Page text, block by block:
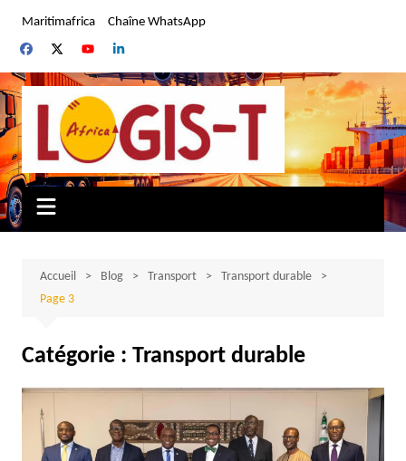
contenu
Maritimafrica Chaîne WhatsApp
Accueil Blog Transport
Transport durable
Page 3
Catégorie : Transport durable